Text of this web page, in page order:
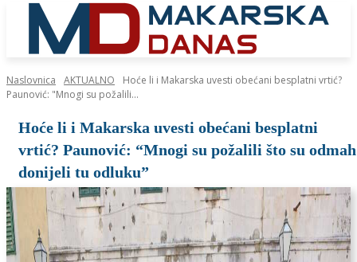
Naslovnica AKTUALNO
Hoće li i Makarska uvesti obećani besplatni vrtić?
Paunović: "Mnogi su požalili...
Hoće li i Makarska uvesti obećani besplatni
vrtić? Paunović: “Mnogi su požalili što su odmah
donijeli tu odluku”